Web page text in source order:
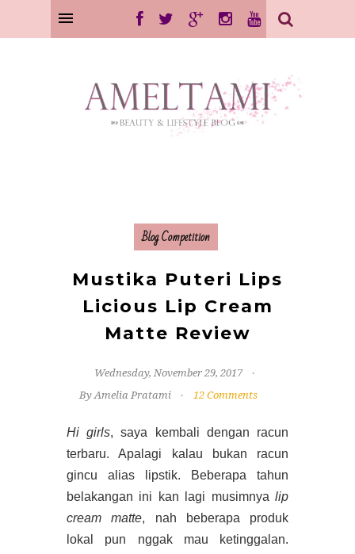
Blog Competition
Mustika Puteri Lips
Licious Lip Cream
Matte Review
Wednesday, November 29, 2017
By Amelia Pratami
12 Comments
Hi girls, saya kembali dengan racun
terbaru. Apalagi kalau bukan racun
gincu alias lipstik. Beberapa tahun
belakangan ini kan lagi musimnya lip
cream matte, nah beberapa produk
lokal pun nggak mau ketinggalan.